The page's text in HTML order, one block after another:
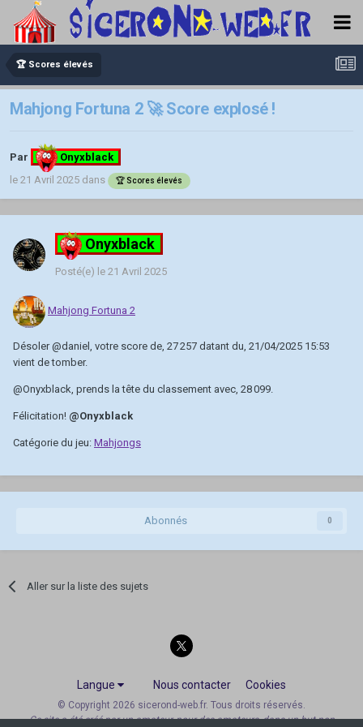
🏆 Scores élevés
Mahjong Fortuna 2 🚀 Score explosé !
Par
Onyxblack
le 21 Avril 2025 dans 🏆 Scores élevés
Onyxblack
Posté(e) le 21 Avril 2025
Mahjong Fortuna 2
Désoler@daniel , votre score de, 27 257 datant du, 21/04/2025 15:53
vient de tomber.
@Onyxblack , prends la tête du classement avec, 28 099.
Félicitation! @Onyxblack
Catégorie du jeu: Mahjongs
Abonnés 0
Aller sur la liste des sujets
Langue Nous contacter Cookies
© Copyright 2026 sicerond-web.fr. Tous droits réservés.
Ce site a été créé par un amateur, pour des amateurs, dans un but non